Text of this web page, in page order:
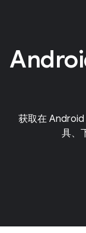
获取在 Android
具、